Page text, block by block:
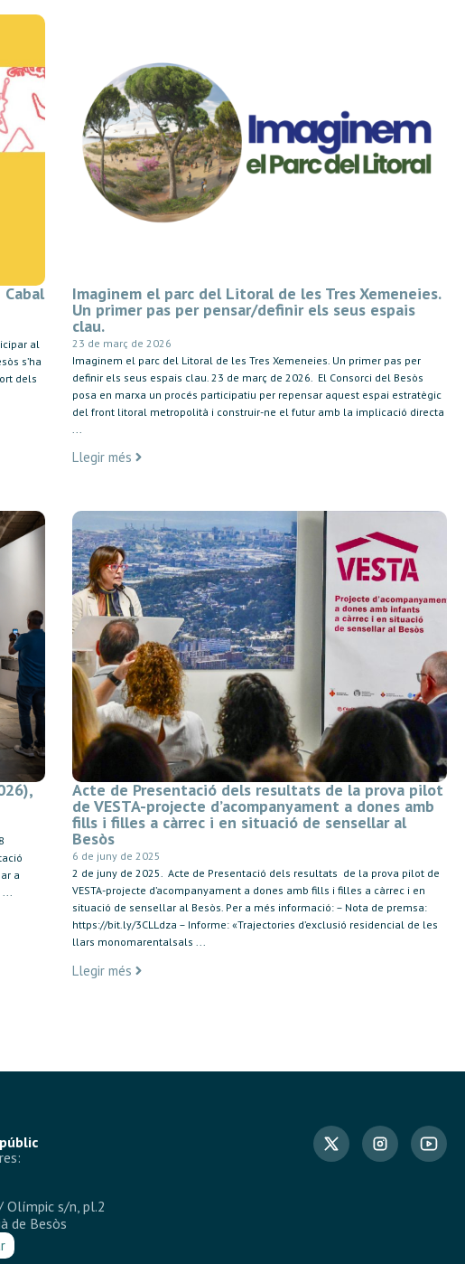
al
s’ha
dels
Imaginem el parc del Litoral de les Tres Xemeneies.
Un primer pas per pensar/definir els seus espais
clau.
23 de març de 2026
Imaginem el parc del Litoral de les Tres Xemeneies. Un primer pas per
definir els seus espais clau. 23 de març de 2026. El Consorci del Besòs
posa en marxa un procés participatiu per repensar aquest espai estratègic
del front litoral metropolità i construir-ne el futur amb la implicació directa
Llegir més
a
...
Acte de Presentació dels resultats de la prova pilot
de VESTA-projecte d’acompanyament a dones amb
fills i filles a càrrec i en situació de sensellar al
Besòs
6 de juny de 2025
2 de juny de 2025. Acte de Presentació dels resultats de la prova pilot de
VESTA-projecte d’acompanyament a dones amb fills i filles a càrrec i en
situació de sensellar al Besòs. Per a més informació: – Nota de premsa:
https://bit.ly/3CLLdza – Informe: «Trajectories d’exclusió residencial de les
llars monomarentalsals ...
Llegir més
Olímpic s/n, pl.2
de Besòs